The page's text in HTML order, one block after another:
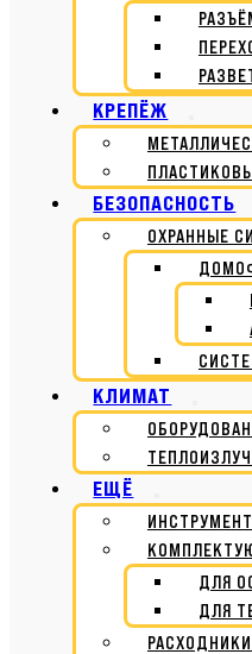
КРЕПЁЖ
БЕЗОПАСНОСТЬ
ОХРАННЫЕ
КЛИМАТ
ЕЩЁ
ИНСТРУМЕНТ
ДЛЯ
ДЛЯ
РАСХОДНИКИ